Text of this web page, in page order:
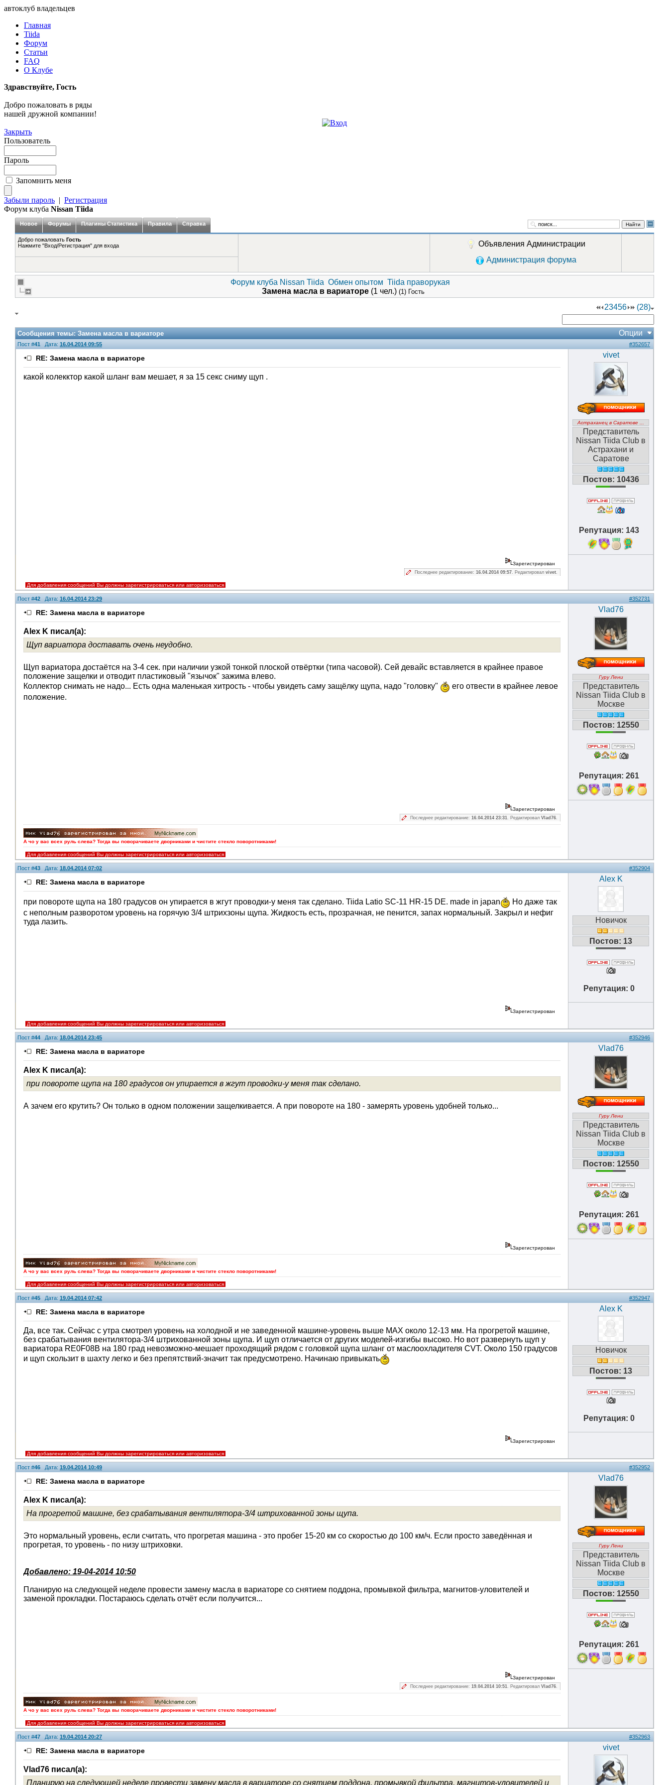
автоклуб владельцев
Главная
Tiida
Форум
Статьи
FAQ
О Клубе
Здравствуйте, Гость
Добро пожаловать в ряды
нашей дружной компании!
Закрыть
Пользователь
Пароль
Запомнить меня
Забыли пароль | Регистрация
Форум клуба Nissan Tiida
Новое Форумы Плагины Статистика Правила Справка Найти
Добро пожаловать Гость
Нажмите "Вход/Регистрация" для входа
Объявления Администрации
Администрация форума
Форум клуба Nissan Tiida Обмен опытом Tiida праворукая
Замена масла в вариаторе (1 чел.) (1) Гость
23456 (28)
Сообщения темы:Замена масла в вариаторе Опции
Пост #41 Дата: 16.04.2014 09:55 #352657
RE: Замена масла в вариаторе
какой колекктор какой шланг вам мешает, я за 15 секс сниму щуп .
vivet
Астраханец в Саратове ...
Представитель
Nissan Tiida Club в
Астрахани и
Саратове
Постов: 10436
Репутация: 143
10
Зарегистрирован
Последнее редактирование: 16.04.2014 09:57. Редактировал vivet.
Для добавления сообщений Вы должны зарегистрироваться или авторизоваться
Пост #42 Дата: 16.04.2014 23:29 #352731
RE: Замена масла в вариаторе
Alex K писал(а):
Щуп вариатора доставать очень неудобно.
Щуп вариатора достаётся на 3-4 сек. при наличии узкой тонкой плоской отвёртки (типа часовой). Сей девайс вставляется в крайнее правое
положение защелки и отводит пластиковый "язычок" зажима влево.
Коллектор снимать не надо... Есть одна маленькая хитрость - чтобы увидеть саму защёлку щупа, надо "головку"
его отвести в крайнее левое
положение.
Vlad76
Гуру Лени
Представитель
Nissan Tiida Club в
Москве
Постов: 12550
Репутация: 261
16
Зарегистрирован
Последнее редактирование: 16.04.2014 23:31. Редактировал Vlad76.
А чо у вас всех руль слева? Тогда вы поворачиваете дворниками и чистите стекло поворотниками!
Для добавления сообщений Вы должны зарегистрироваться или авторизоваться
Пост #43 Дата: 18.04.2014 07:02 #352904
RE: Замена масла в вариаторе
при повороте щупа на 180 градусов он упирается в жгут проводки-у меня так сделано. Tiida Latio SC-11 HR-15 DE. made in japan
Но даже так
с неполным разворотом уровень на горячую 3/4 штрихзоны щупа. Жидкость есть, прозрачная, не пенится, запах нормальный. Закрыл и нефиг
туда лазить.
Alex K
Новичок
Постов: 13
Репутация: 0
Зарегистрирован
Для добавления сообщений Вы должны зарегистрироваться или авторизоваться
Пост #44Дата: 18.04.2014 23:45 #352946
RE: Замена масла в вариаторе
Alex K писал(а):
при повороте щупа на 180 градусов он упирается в жгут проводки-у меня так сделано.
А зачем его крутить? Он только в одном положении защелкивается. А при повороте на 180 - замерять уровень удобней только...
Vlad76
Гуру Лени
Представитель
Nissan Tiida Club в
Москве
Постов: 12550
Репутация: 261
16
Зарегистрирован
А чо у вас всех руль слева? Тогда вы поворачиваете дворниками и чистите стекло поворотниками!
Для добавления сообщений Вы должны зарегистрироваться или авторизоваться
Пост #45 Дата: 19.04.2014 07:42 #352947
RE: Замена масла в вариаторе
Да, все так. Сейчас с утра смотрел уровень на холодной и не заведенной машине-уровень выше MAX около 12-13 мм. На прогретой машине,
без срабатывания вентилятора-3/4 штрихованной зоны щупа. И щуп отличается от других моделей-изгибы высоко. Но вот развернуть щуп у
вариатора RE0F08B на 180 град невозможно-мешает проходящий рядом с головкой щупа шланг от маслоохладителя CVT. Около 150 градусов
и щуп скользит в шахту легко и без препятствий-значит так предусмотрено. Начинаю привыкать
Alex K
Новичок
Постов: 13
Репутация: 0
Зарегистрирован
Для добавления сообщений Вы должны зарегистрироваться или авторизоваться
Пост #46 Дата: 19.04.2014 10:49 #352952
RE: Замена масла в вариаторе
Alex K писал(а):
На прогретой машине, без срабатывания вентилятора-3/4 штрихованной зоны щупа.
Это нормальный уровень, если считать, что прогретая машина - это пробег 15-20 км со скоростью до 100 км/ч. Если просто заведённая и
прогретая, то уровень - по низу штриховки.
Добавлено: 19-04-2014 10:50
Планирую на следующей неделе провести замену масла в вариаторе со снятием поддона, промывкой фильтра, магнитов-уловителей и
заменой прокладки. Постараюсь сделать отчёт если получится...
Vlad76
Гуру Лени
Представитель
Nissan Tiida Club в
Москве
Постов: 12550
Репутация: 261
16
Зарегистрирован
Последнее редактирование: 19.04.2014 10:51. Редактировал Vlad76.
А чо у вас всех руль слева? Тогда вы поворачиваете дворниками и чистите стекло поворотниками!
Для добавления сообщений Вы должны зарегистрироваться или авторизоваться
Пост #47 Дата: 19.04.2014 20:27 #352963
RE: Замена масла в вариаторе
Vlad76 писал(а):
Планирую на следующей неделе провести замену масла в вариаторе со снятием поддона, промывкой фильтра, магнитов-уловителей и
vivet